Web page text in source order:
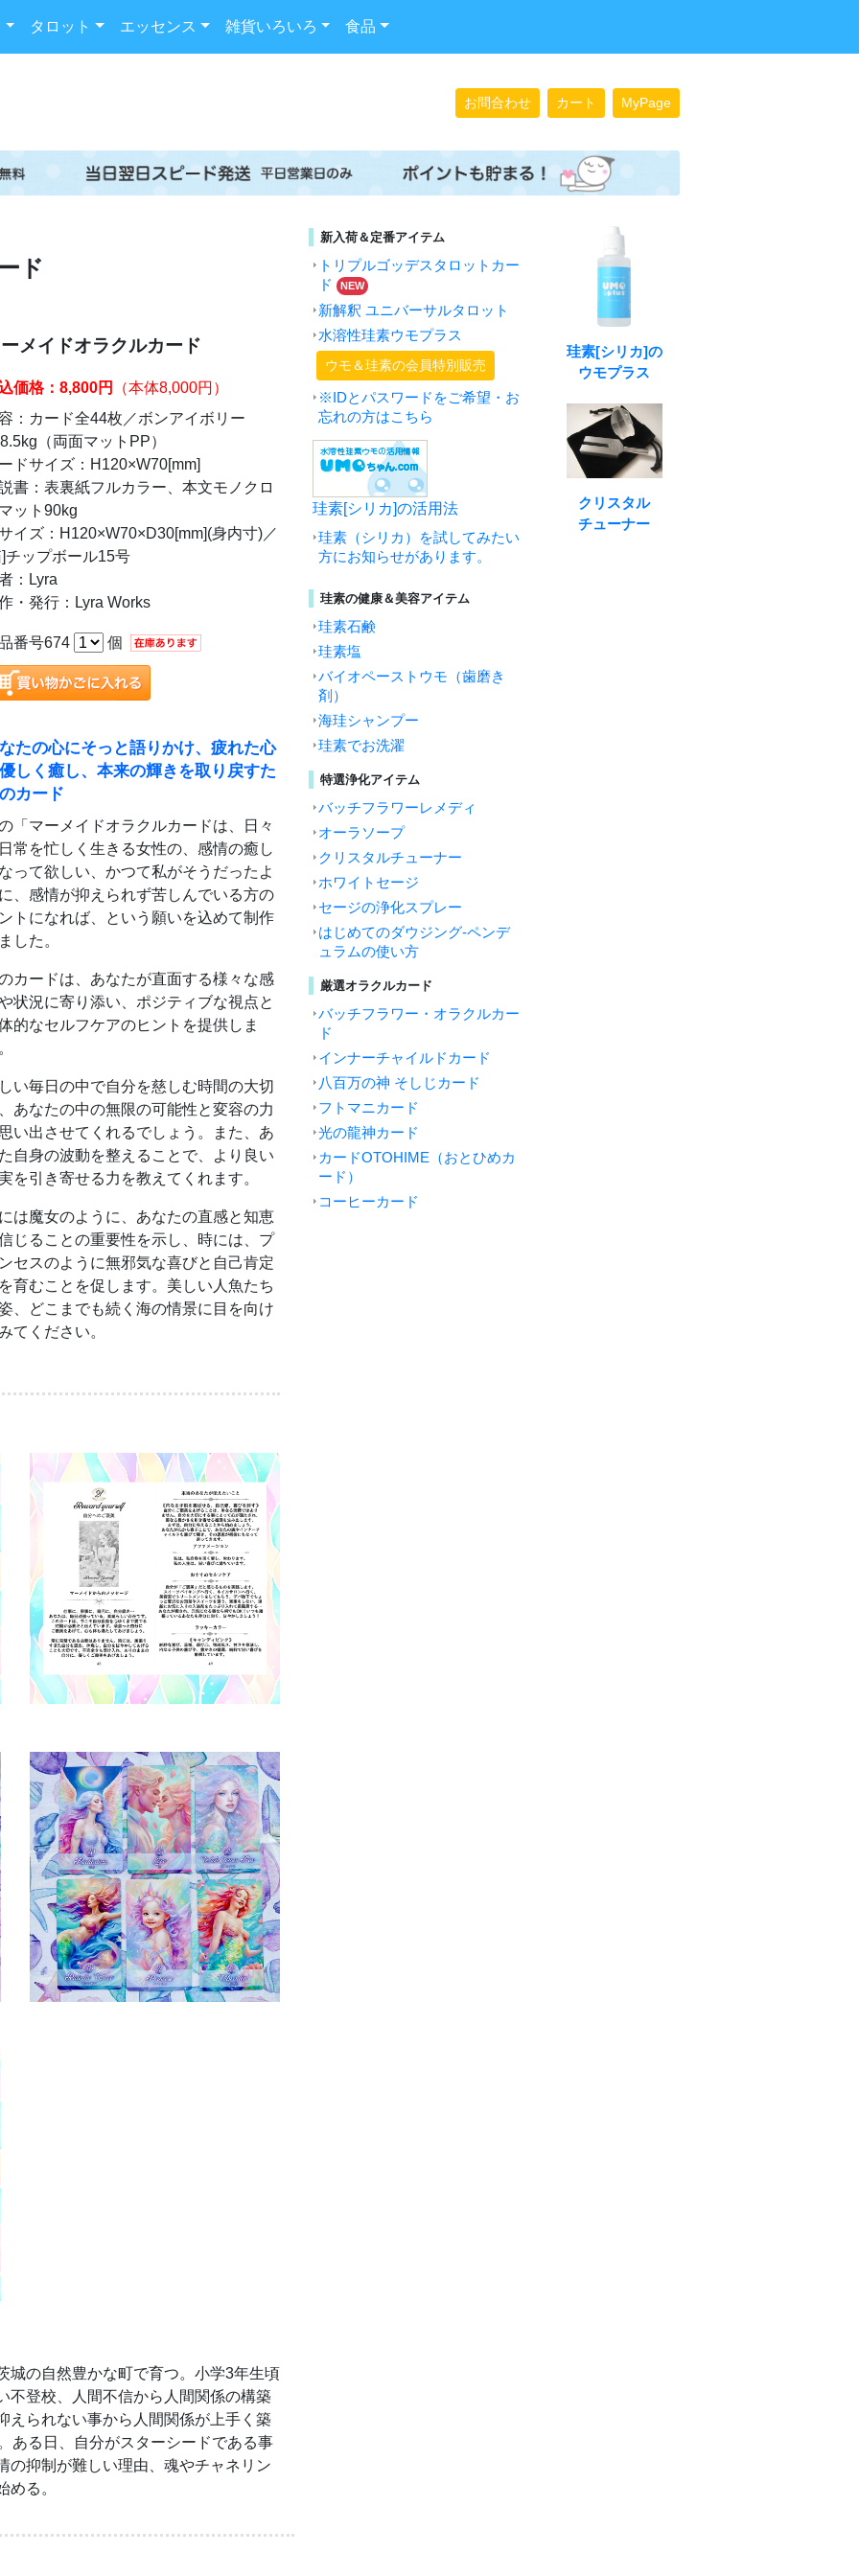
タロット エッセンス 雑貨いろいろ 食品
お問合わせ カート MyPage
ド
メイドオラクルカード
価格：8,800円
（本体8,000円）
：カード全44枚／ボンアイボリー
（両面マットPP）
ドサイズ：H120×W70[mm]
書：表裏紙フルカラー、本文モノクロ
ット90kg
イズ：H120×W70×D30[mm](身内寸)／
チップボール15号
：Lyra
・発行：Lyra Works
番号674 個
たの心にそっと語りかけ、疲れた心
しく癒し、本来の輝きを取り戻すた
カード
「マーメイドオラクルカードは、日々
常を忙しく生きる女性の、感情の癒し
って欲しい、かつて私がそうだったよ
、感情が抑えられず苦しんでいる方の
トになれば、という願いを込めて制作
した。
カードは、あなたが直面する様々な感
状況に寄り添い、ポジティブな視点と
的なセルフケアのヒントを提供しま
い毎日の中で自分を慈しむ時間の大切
あなたの中の無限の可能性と変容の力
い出させてくれるでしょう。また、あ
自身の波動を整えることで、より良い
を引き寄せる力を教えてくれます。
は魔女のように、あなたの直感と知恵
じることの重要性を示し、時には、プ
セスのように無邪気な喜びと自己肯定
育むことを促します。美しい人魚たち
、どこまでも続く海の情景に目を向け
てください。
城の自然豊かな町で育つ。小学3年生頃
不登校、人間不信から人間関係の構築
えられない事から人間関係が上手く築
ある日、自分がスターシードである事
の抑制が難しい理由、魂やチャネリン
める。
新入荷＆定番アイテム
トリプルゴッデスタロットカー
ド
NEW
新解釈 ユニバーサルタロット
水溶性珪素ウモプラス
ウモ＆珪素の会員特別販売
※IDとパスワードをご希望・お
忘れの方はこちら
珪素[シリカ]の活用法
珪素（シリカ）を試してみたい
方にお知らせがあります。
珪素の健康＆美容アイテム
珪素石鹸
珪素塩
バイオペーストウモ（歯磨き
剤）
海珪シャンプー
珪素でお洗濯
特選浄化アイテム
バッチフラワーレメディ
オーラソープ
クリスタルチューナー
ホワイトセージ
セージの浄化スプレー
はじめてのダウジング-ペンデ
ュラムの使い方
厳選オラクルカード
バッチフラワー・オラクルカー
ド
インナーチャイルドカード
八百万の神 そしじカード
フトマニカード
光の龍神カード
カードOTOHIME（おとひめカ
ード）
コーヒーカード
珪素[シリカ]の
ウモプラス
クリスタル
チューナー